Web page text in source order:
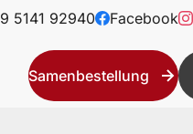
5141 92940 Facebook
Samenbestellung